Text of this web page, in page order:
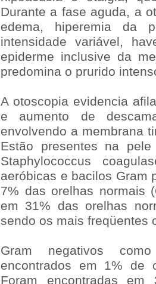
Durante a fase aguda, a
edema, hiperemia da
intensidade variável,
epiderme inclusive da
predomina o prurido
A otoscopia evidencia
e aumento de
envolvendo a membrana
Estão presentes na
Staphylococcus
aeróbicas e bacilos Gram
7% das orelhas normais
em 31% das orelhas
sendo os mais freqüentes
Gram negativos
encontrados em 1% de
Foram encontradas